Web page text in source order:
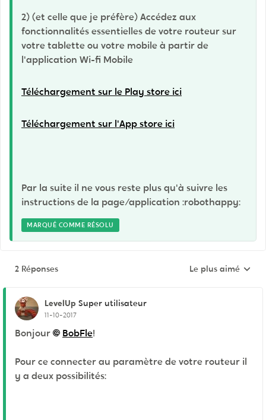
2) (et celle que je préfère)Accédez aux
fonctionnalités essentielles de votre routeur sur
votre tablette ou votre mobile à partir de
l'application Wi-fi Mobile
Téléchargement sur le Play store ici
Téléchargement sur l'App store ici
Par la suite il ne vous reste plus qu'à suivre les
instructions de la page/application :robothappy:
MARQUÉ COMME RÉSOLU
2 Réponses Réponses triées
Le plus aimé
LevelUp Super utilisateur
11-10-2017
Bonjour BobFle!
Pour ce connecter au paramètre de votre routeur il
y a deux possibilités: